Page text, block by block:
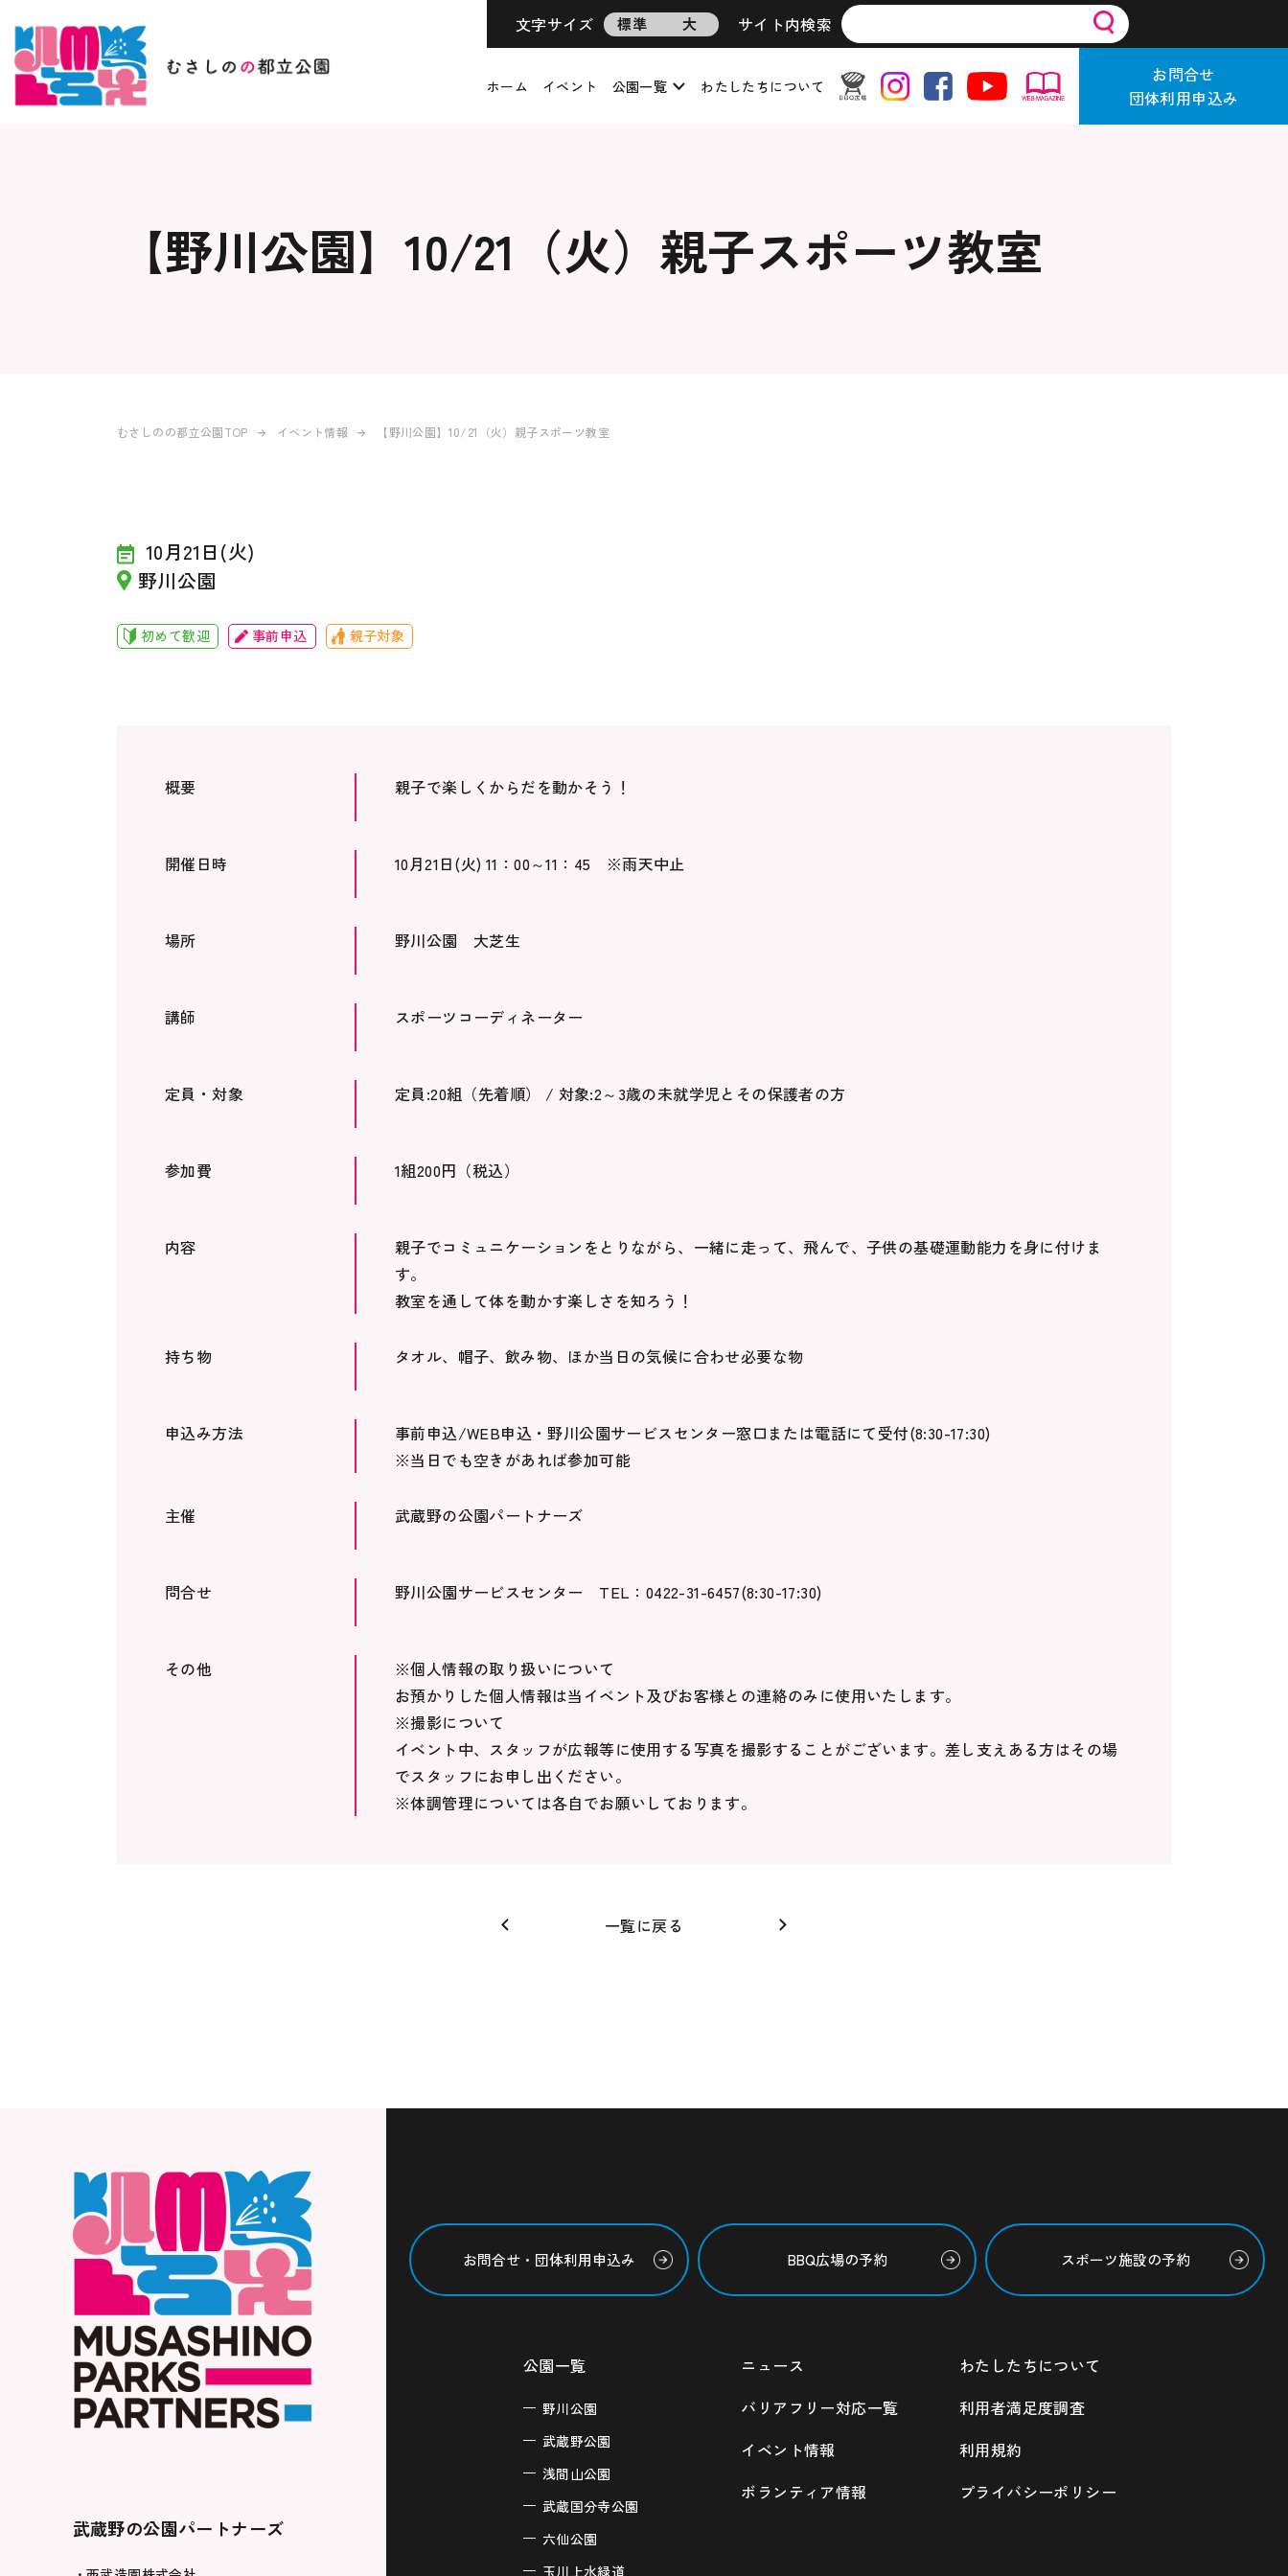
文字サイズ 標準 大 サイト内検索
ホーム イベント 公園一覧 わたしたちについて
お問合せ
団体利用申込み
【野川公園】10/21（火）親子スポーツ教室
むさしのの都立公園TOP イベント情報 【野川公園】10/21（火）親子スポーツ教室
10月21日(火)
野川公園
初めて歓迎 事前申込 親子対象
概要 親子で楽しくからだを動かそう！
開催日時 10月21日(火) 11：00～11：45 ※雨天中止
場所 野川公園 大芝生
講師 スポーツコーディネーター
定員・対象 定員:20組（先着順） / 対象:2～3歳の未就学児とその保護者の方
参加費 1組200円（税込）
内容
親子でコミュニケーションをとりながら、一緒に走って、飛んで、子供の基礎運動能力を身に付けま
す。
教室を通して体を動かす楽しさを知ろう！
持ち物 タオル、帽子、飲み物、ほか当日の気候に合わせ必要な物
申込み方法
事前申込/WEB申込・野川公園サービスセンター窓口または電話にて受付(8:30-17:30)
※当日でも空きがあれば参加可能
主催 武蔵野の公園パートナーズ
問合せ 野川公園サービスセンター TEL：0422-31-6457(8:30-17:30)
その他
※個人情報の取り扱いについて
お預かりした個人情報は当イベント及びお客様との連絡のみに使用いたします。
※撮影について
イベント中、スタッフが広報等に使用する写真を撮影することがございます。差し支えある方はその場
でスタッフにお申し出ください。
※体調管理については各自でお願いしております。
一覧に戻る
お問合せ・団体利用申込み BBQ広場の予約 スポーツ施設の予約
公園一覧
野川公園
武蔵野公園
浅間山公園
武蔵国分寺公園
六仙公園
玉川上水緑道
ニュース
バリアフリー対応一覧
イベント情報
ボランティア情報
わたしたちについて
利用者満足度調査
利用規約
プライバシーポリシー
武蔵野の公園パートナーズ